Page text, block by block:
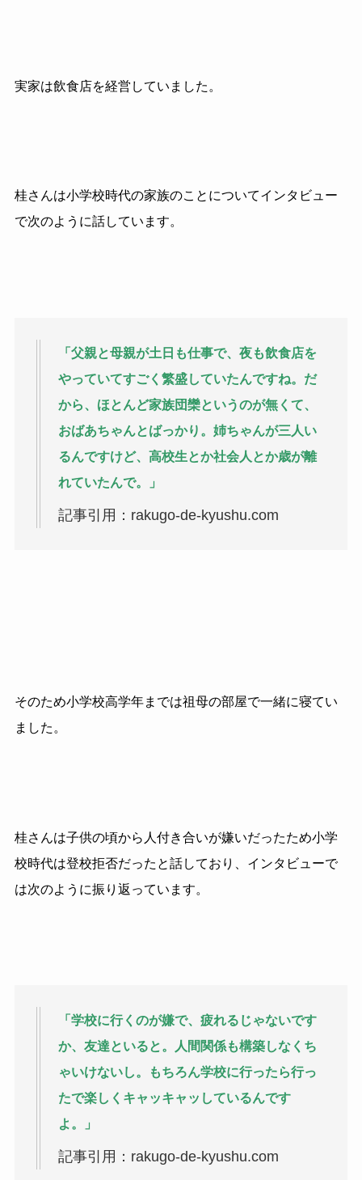
実家は飲食店を経営していました。
桂さんは小学校時代の家族のことについてインタビュー
で次のように話しています。
「父親と母親が土日も仕事で、夜も飲食店を
やっていてすごく繁盛していたんですね。だ
から、ほとんど家族団欒というのが無くて、
おばあちゃんとばっかり。姉ちゃんが三人い
るんですけど、高校生とか社会人とか歳が離
れていたんで。」
記事引用：rakugo-de-kyushu.com
そのため小学校高学年までは祖母の部屋で一緒に寝てい
ました。
桂さんは子供の頃から人付き合いが嫌いだったため小学
校時代は登校拒否だったと話しており、インタビューで
は次のように振り返っています。
「学校に行くのが嫌で、疲れるじゃないです
か、友達といると。人間関係も構築しなくち
ゃいけないし。もちろん学校に行ったら行っ
たで楽しくキャッキャッしているんです
よ。」
記事引用：rakugo-de-kyushu.com